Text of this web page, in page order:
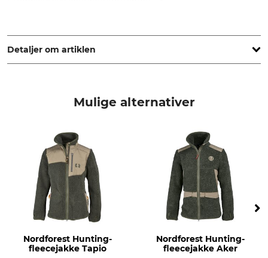
Germany, www.orbis-textil.de
Detaljer om artiklen
100% Polyester
40 °C nem at pleje
Blegning
Må ikke bleges
Tørring
Tør ikke i tørretumbleren
Strygning
Strygning op til 110 °C
Ikke rørrensning
herrer
Mulige alternativer
Nordforest Hunting-
fleecejakke Tapio
Nordforest Hunting-
fleecejakke Aker